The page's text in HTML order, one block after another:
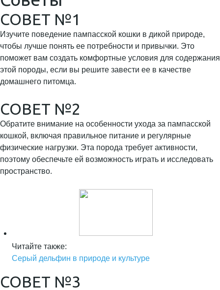
СОВЕТ №1
Изучите поведение пампасской кошки в дикой природе,
чтобы лучше понять ее потребности и привычки. Это
поможет вам создать комфортные условия для содержания
этой породы, если вы решите завести ее в качестве
домашнего питомца.
СОВЕТ №2
Обратите внимание на особенности ухода за пампасской
кошкой, включая правильное питание и регулярные
физические нагрузки. Эта порода требует активности,
поэтому обеспечьте ей возможность играть и исследовать
пространство.
Читайте также:
Серый дельфин в природе и культуре
СОВЕТ №3